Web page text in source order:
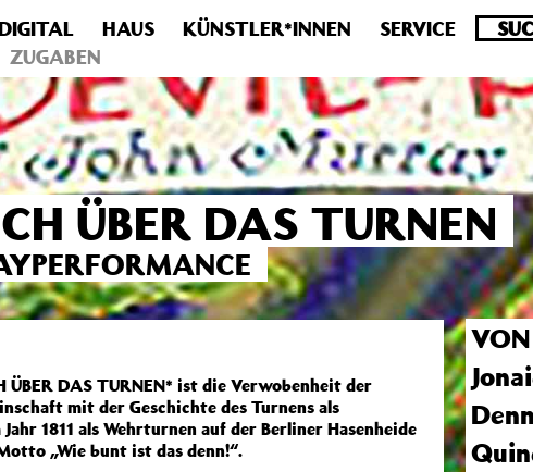
4.4.0 veraltet! Verwende stattdessen get_permalink(). in
/
HAUS KÜNSTLER*INNEN
SERVICE
ZUGABEN
ÜBER DAS TURNEN
DAS TURNEN* ist die Verwobenheit der
mit der Geschichte des Turnens als
1811 als Wehrturnen auf der Berliner Hasenheide
„Wie bunt ist das denn!“.